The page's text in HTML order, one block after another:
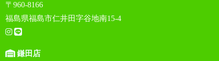
〒960-8166
福島県福島市仁井田字谷地南15-4
鎌田店